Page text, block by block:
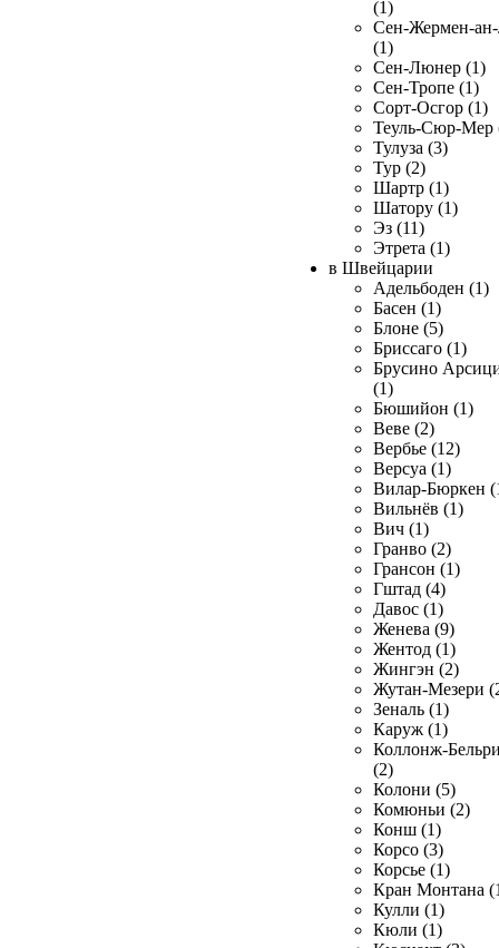
(1)
Сен-Жермен-
(1)
Сен-Люнер (1)
Сен-Тропе (1)
Сорт-Осгор (1)
Теуль-Сюр-Мер
Тулуза (3)
Тур (2)
Шартр (1)
Шатору (1)
Эз (11)
Этрета (1)
в Швейцарии
Адельбоден (1)
Басен (1)
Блоне (5)
Бриссаго (1)
Брусино
(1)
Бюшийон (1)
Веве (2)
Вербье (12)
Версуа (1)
Вилар-Бюркен
Вильнёв (1)
Вич (1)
Гранво (2)
Грансон (1)
Гштад (4)
Давос (1)
Женева (9)
Жентод (1)
Жингэн (2)
Жутан-Мезери
Зеналь (1)
Каруж (1)
Коллонж-
(2)
Колони (5)
Комюньи (2)
Конш (1)
Корсо (3)
Корсье (1)
Кран Монтана
Кулли (1)
Кюли (1)